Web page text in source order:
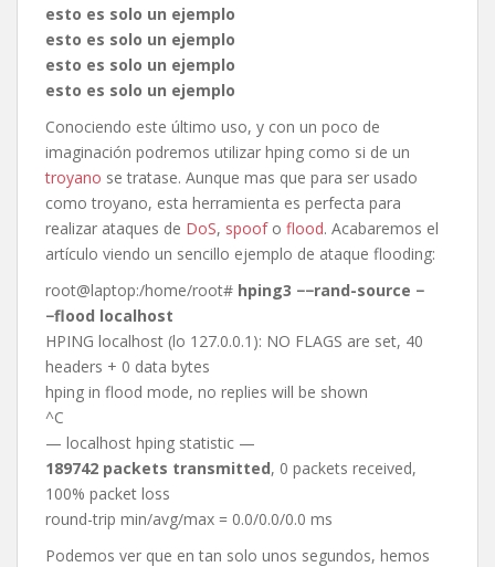
esto es solo un ejemplo
esto es solo un ejemplo
esto es solo un ejemplo
esto es solo un ejemplo
Conociendo este último uso, y con un poco de
imaginación podremos utilizar hping como si de un
troyano se tratase. Aunque mas que para ser usado
como troyano, esta herramienta es perfecta para
realizar ataques de DoS, spoofo flood. Acabaremos el
artículo viendo un sencillo ejemplo de ataque flooding:
root@laptop:/home/root# hping3 −−rand-source −
−flood localhost
HPING localhost (lo 127.0.0.1): NO FLAGS are set, 40
headers + 0 data bytes
hping in flood mode, no replies will be shown
^C
— localhost hping statistic —
189742 packets transmitted, 0 packets received,
100% packet loss
round-trip min/avg/max = 0.0/0.0/0.0 ms
Podemos ver que en tan solo unos segundos, hemos